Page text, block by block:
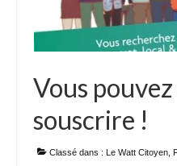
Vous
souscrire !
Classé dans : Le Watt Citoyen